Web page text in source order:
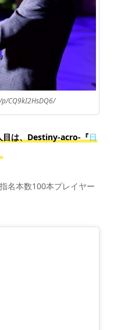
CQ9kI2HsDQ6/
目は、Destiny-acro-『日
名本数100本プレイヤー